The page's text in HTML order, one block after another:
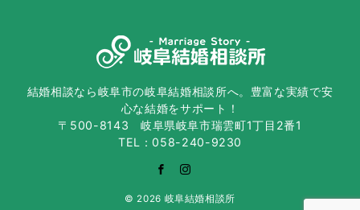
結婚相談なら岐阜市の岐阜結婚相談所へ。豊富な実績で安
心な結婚をサポート！
〒500-8143 岐阜県岐阜市瑞雲町1丁目2番1
TEL：058-240-9230
© 2026 岐阜結婚相談所